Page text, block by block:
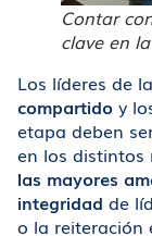
Contar
clave en
Los líderes de
compartido y
etapa deben
en los distintos
las mayores
integridad de
o la reiteración